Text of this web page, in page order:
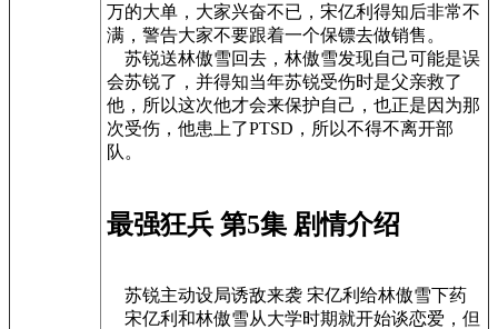
万的大单，大家兴奋不已，宋亿利得知后非常不
满，警告大家不要跟着一个保镖去做销售。
苏锐送林傲雪回去，林傲雪发现自己可能是误
会苏锐了，并得知当年苏锐受伤时是父亲救了
他，所以这次他才会来保护自己，也正是因为那
次受伤，他患上了PTSD，所以不得不离开部
队。
最强狂兵 第5集 剧情介绍
苏锐主动设局诱敌来袭 宋亿利给林傲雪下药
宋亿利和林傲雪从大学时期就开始谈恋爱，但